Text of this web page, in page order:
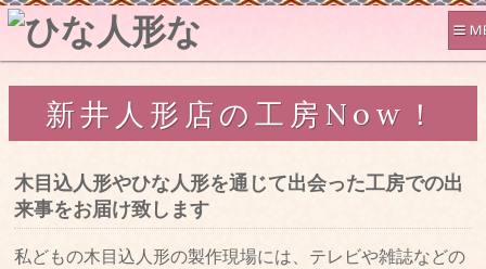
新井人形店の工房Now！
木目込人形やひな人形を通じて出会った工房での出
来事をお届け致します
私どもの木目込人形の製作現場には、テレビや雑誌などの